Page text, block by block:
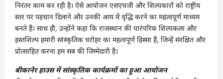
निरंतर काम कर रही है। ऐसे आयोजन एसएचजी और शिल्पकारों को राष्ट्रीय
स्तर पर पहचान दिलाने और उनकी आय में वृद्धि करने का महत्वपूर्ण माध्यम
बनते हैं। साथ ही, उन्होंने कहा कि राजस्थान की पारंपरिक शिल्पकला और
हस्तशिल्प हमारी सांस्कृतिक धरोहर का महत्वपूर्ण हिस्सा हैं, जिन्हें संरक्षित और
प्रोत्साहित करना हम सब की जिम्मेदारी है।
बीकानेर हाउस में सांस्कृतिक कार्यक्रमों का हुआ आयोजन